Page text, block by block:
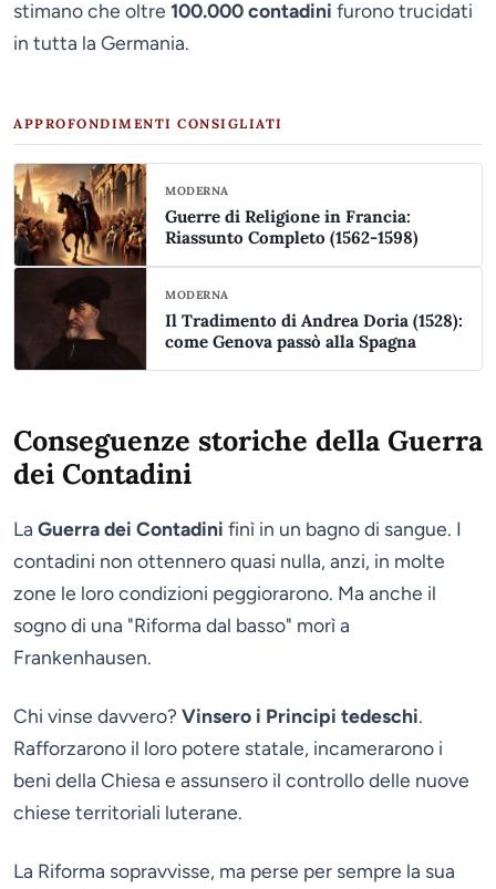
stimano che oltre 100.000 contadini furono trucidati
in tutta la Germania.
APPROFONDIMENTI CONSIGLIATI
MODERNA
Guerre di Religione in Francia:
Riassunto Completo (1562-1598)
MODERNA
Il Tradimento di Andrea Doria (1528):
come Genova passò alla Spagna
Conseguenze storiche della Guerra
dei Contadini
La Guerra dei Contadini finì in un bagno di sangue. I
contadini non ottennero quasi nulla, anzi, in molte
zone le loro condizioni peggiorarono. Ma anche il
sogno di una "Riforma dal basso" morì a
Frankenhausen.
Chi vinse davvero? Vinsero i Principi tedeschi.
Rafforzarono il loro potere statale, incamerarono i
beni della Chiesa e assunsero il controllo delle nuove
chiese territoriali luterane.
La Riforma sopravvisse, ma perse per sempre la sua